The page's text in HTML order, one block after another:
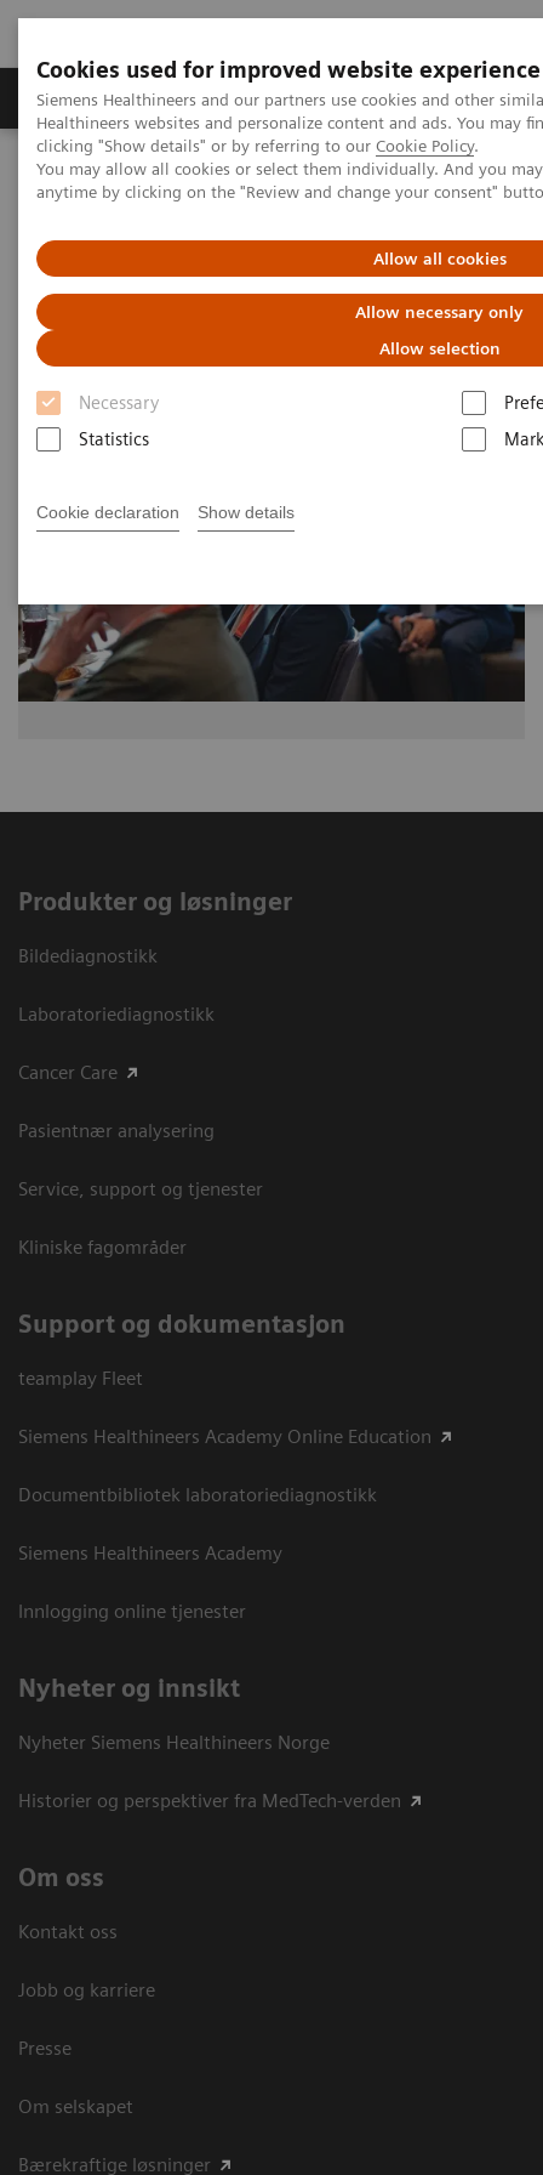
Cookies used for improved website experience
Siemens Healthineers and our partners use cookies and other
Healthineers websites and personalize content and ads. You may
clicking "Show details" or by referring to our Cookie Policy.
You may allow all cookies or select them individually. And you
anytime by clicking on the "Review and change your consent"
Allow all cookies
Allow necessary only
Allow selection
Necessary
Statistics
Cookie declaration Show details
Produkter og løsninger Support og
Hjem
Produkter og løsninger innen bildediagnostikk
Molekylær avbildning
MI World Summit 2026
Image 90
Produkter og løsninger
Bildediagnostikk
Laboratoriediagnostikk
Cancer Care
Pasientnær analysering
Service, support og tjenester
Kliniske fagområder
Support og dokumentasjon
teamplay Fleet
Siemens Healthineers Academy Online Education
Documentbibliotek laboratoriediagnostikk
Siemens Healthineers Academy
Innlogging online tjenester
Nyheter og innsikt
Nyheter Siemens Healthineers Norge
Historier og perspektiver fra MedTech-verden
Om oss
Kontakt oss
Jobb og karriere
Presse
Om selskapet
Bærekraftige løsninger